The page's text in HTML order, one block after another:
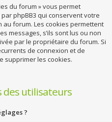
du forum » vous permet
phpBB3 qui conservent votre
forum. Les cookies permettent
messages, s’ils sont lus ou non
par le propriétaire du forum. Si
de connexion et de
supprimer les cookies.
des utilisateurs
?